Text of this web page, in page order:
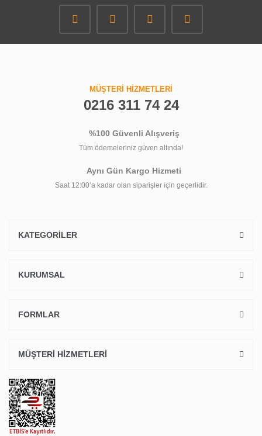
MÜŞTERİ HİZMETLERİ
0216 311 74 24
%100 Güvenli Alışveriş
Tüm ödemeleriniz güven altında!
Aynı Gün Kargo Hizmeti
Saat 12:00’a kadar olan siparişler için geçerlidir.
KATEGORİLER
KURUMSAL
FORMLAR
MÜŞTERİ HİZMETLERİ